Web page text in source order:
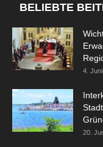
BELIEBTE
4.
20.